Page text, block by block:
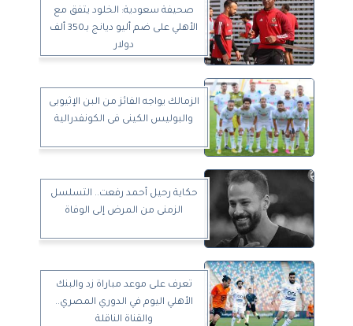
صحيفة سعودية: الخلود يتفق مع
الأهلي على ضم أليو ديانج بـ350 ألف
دولار
الزمالك يواجه الفائز من البن الإثيوبى
والبوليس الكينى فى الكونفدرالية
حكاية رحيل أحمد رفعت.. التسلسل
الزمنى من المرض إلى الوفاة
تعرف على موعد مباراة زد والبنك
الأهلي اليوم في الدوري المصري..
والقناة الناقلة